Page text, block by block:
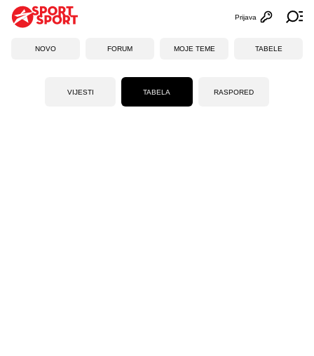
Otvori
Prijava
NOVO FORUM MOJE TEME TABELE
VIJESTI TABELA RASPORED